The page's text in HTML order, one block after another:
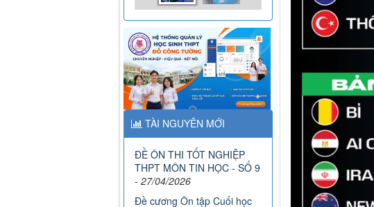
TÀI NGUYÊN MỚI
ĐỀ ÔN THI TỐT NGHIỆP
THPT MÔN TIN HỌC - SỐ 9
- 27/04/2026
Đề cương Ôn tập Cuối học